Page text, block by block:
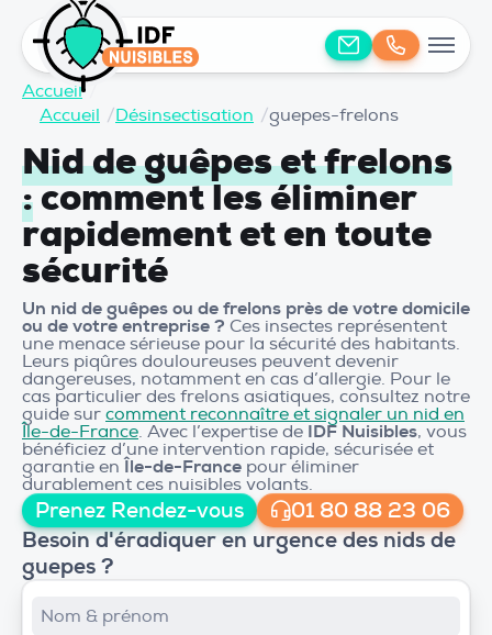
Accueil
Accueil /Désinsectisation /guepes-frelons
Nid de guêpes et frelons
:comment les éliminer
rapidement et en toute
sécurité
Un nid de guêpes ou de frelons près de votre domicile
ou de votre entreprise ? Ces insectes représentent
une menace sérieuse pour la sécurité des habitants.
Leurs piqûres douloureuses peuvent devenir
dangereuses, notamment en cas d’allergie. Pour le
cas particulier des frelons asiatiques, consultez notre
guide sur comment reconnaître et signaler un nid en
Île-de-France. Avec l’expertise de IDF Nuisibles, vous
bénéficiez d’une intervention rapide, sécurisée et
garantie en Île-de-France pour éliminer
durablement ces nuisibles volants.
Prenez Rendez-vous 01 80 88 23 06
Besoin d'éradiquer en urgence des nids de
guepes ?